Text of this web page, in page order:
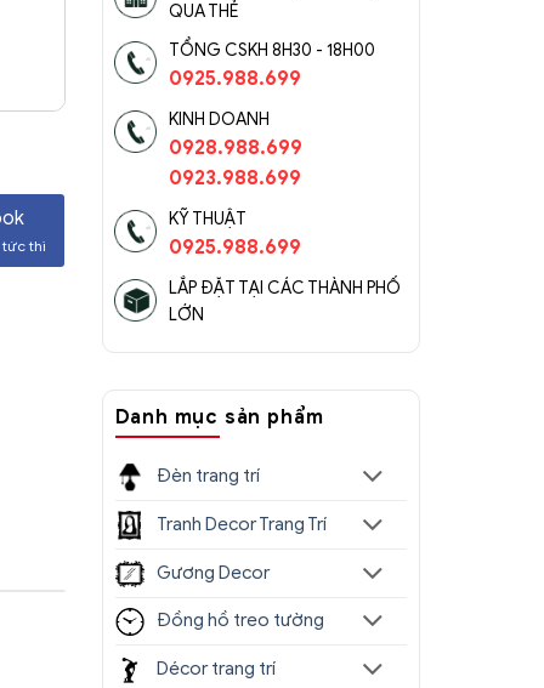
tức thì
QUA THẺ
TỔNG CSKH 8H30 - 18H00
0925.988.699
KINH DOANH
0928.988.699
0923.988.699
KỸ THUẬT
0925.988.699
LẮP ĐẶT TẠI CÁC THÀNH PHỐ
LỚN
Danh mục sản phẩm
Đèn trang trí
Tranh Decor Trang Trí
Gương Decor
Đồng hồ treo tường
Décor trang trí